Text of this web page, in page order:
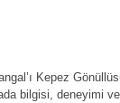
Kepez
bilgisi, deneyimi